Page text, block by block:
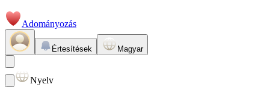
Adományozás
Értesítések Magyar
Nyelv